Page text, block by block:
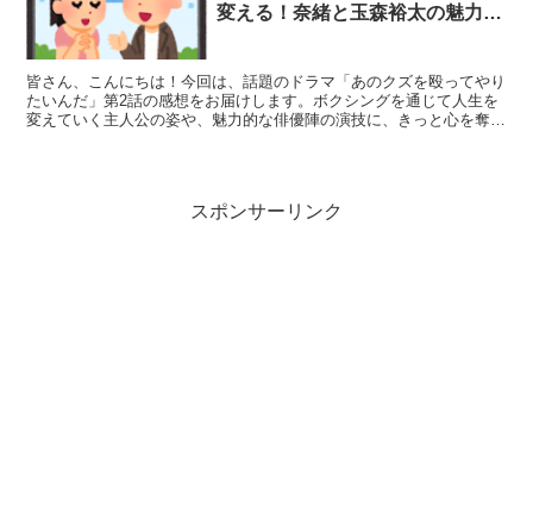
変える！奈緒と玉森裕太の魅力溢
皆さん、こんにちは！今回は、話題のドラマ「あのクズを殴ってやり
たいんだ」第2話の感想をお届けします。ボクシングを通じて人生を
変えていく主人公の姿や、魅力的な俳優陣の演技に、きっと心を奪わ
スポンサーリンク